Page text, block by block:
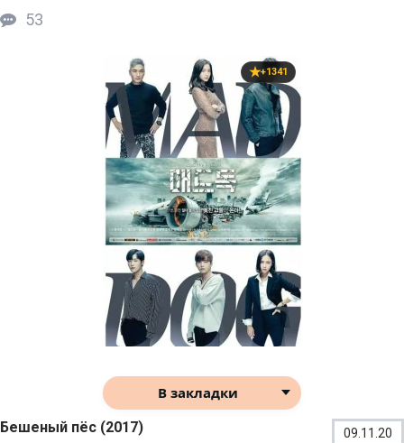
53
+1341
В закладки
Бешеный пёс (2017) 09.11.20